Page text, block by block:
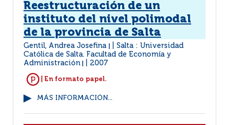
Reestructuración de un
instituto del nivel polimodal
de la provincia de Salta
Gentil, Andrea Josefina
Salta : Universidad
Católica de Salta. Facultad de Economía y
Administración
2007
| En formato papel.
MÁS INFORMACIÓN...